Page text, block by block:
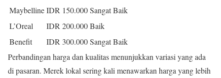
MaybellineIDR 150.000Sangat Baik
L’Oreal
IDR 200.000Baik
Benefit
IDR 300.000Sangat Baik
Perbandingan harga dan kualitas menunjukkan variasi yang ada
di pasaran. Merek lokal sering kali menawarkan harga yang lebih